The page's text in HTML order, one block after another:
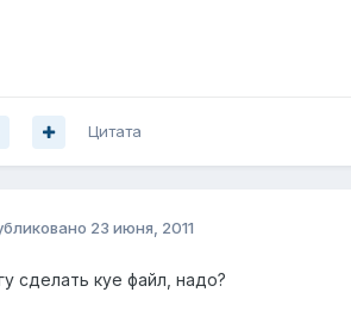
Цитата
23 июня, 2011
сделать куе файл, надо?